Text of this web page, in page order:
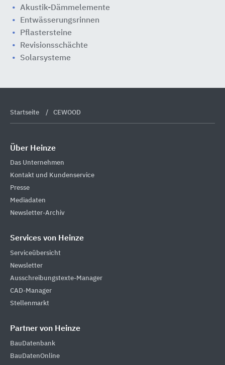
Akustik-Dämmelemente
Entwässerungsrinnen
Pflastersteine
Revisionsschächte
Solarsysteme
Startseite CEWOOD
Über Heinze
Das Unternehmen
Kontakt und Kundenservice
Presse
Mediadaten
Newsletter-Archiv
Services von Heinze
Serviceübersicht
Newsletter
Ausschreibungstexte-Manager
CAD-Manager
Stellenmarkt
Partner von Heinze
BauDatenbank
BauDatenOnline